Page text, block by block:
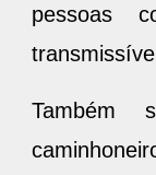
pessoas
Também